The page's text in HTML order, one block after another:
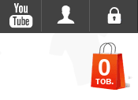
0
тов.